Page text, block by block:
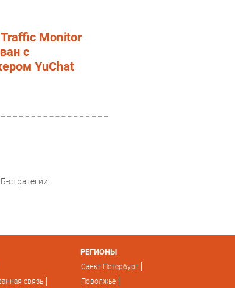
Monitor
с
YuChat
стратегии
связь
РЕГИОНЫ
Санкт-Петербург
Поволжье